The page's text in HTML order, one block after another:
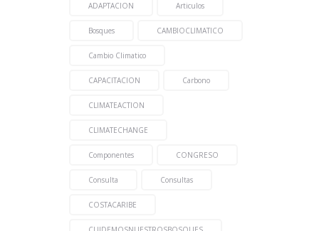
ADAPTACION Articulos
Bosques CAMBIOCLIMATICO
Cambio Climatico
CAPACITACION Carbono
CLIMATEACTION
CLIMATECHANGE
Componentes CONGRESO
Consulta Consultas
COSTACARIBE